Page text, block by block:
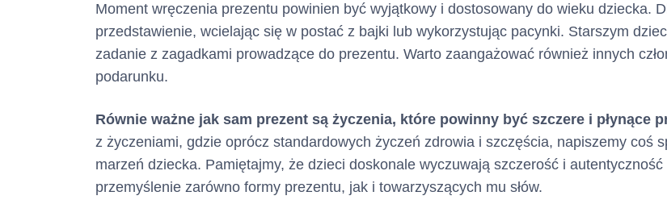
Czas obowiązywania umowy : Umowa zostaje
(trzystu
możliwością
okresy
Kredytodawca
zadecyduje o
Moment wręczenia prezentu powinien być wyjątkowy i dostosowany do wieku dziecka.
przedstawienie, wcielając się w postać z bajki lub wykorzystując pacynki. Starszym
zadanie z zagadkami prowadzące do prezentu. Warto zaangażować również innych
podarunku.
Równie ważne jak sam prezent są życzenia, które powinny być szczere i płynące
z życzeniami, gdzie oprócz standardowych życzeń zdrowia i szczęścia, napiszemy coś
marzeń dziecka. Pamiętajmy, że dzieci doskonale wyczuwają szczerość i
przemyślenie zarówno formy prezentu, jak i towarzyszących mu słów.